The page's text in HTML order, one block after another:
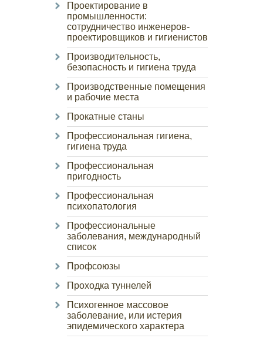
Проектирование в
промышленности:
сотрудничество инженеров-
проектировщиков и гигиенистов
Производительность,
безопасность и гигиена труда
Производственные помещения
и рабочие места
Прокатные станы
Профессиональная гигиена,
гигиена труда
Профессиональная
пригодность
Профессиональная
психопатология
Профессиональные
заболевания, международный
список
Профсоюзы
Проходка туннелей
Психогенное массовое
заболевание, или истерия
эпидемического характера